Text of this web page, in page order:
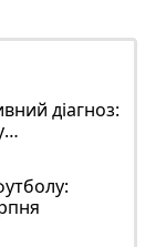
діагноз: